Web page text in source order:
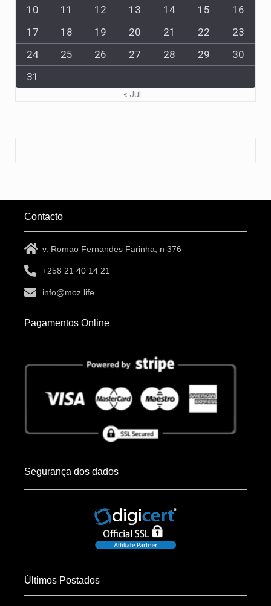
10
11 12 13 14 15
16
17
18 19 20 21 22
23
24
25 26 27 28 29
30
31
« Jul
Contacto
v. Romao Fernandes Farinha, n 376
+258 21 40 14 21
info@moz.life
Pagamentos Online
Segurança dos dados
Últimos Postados